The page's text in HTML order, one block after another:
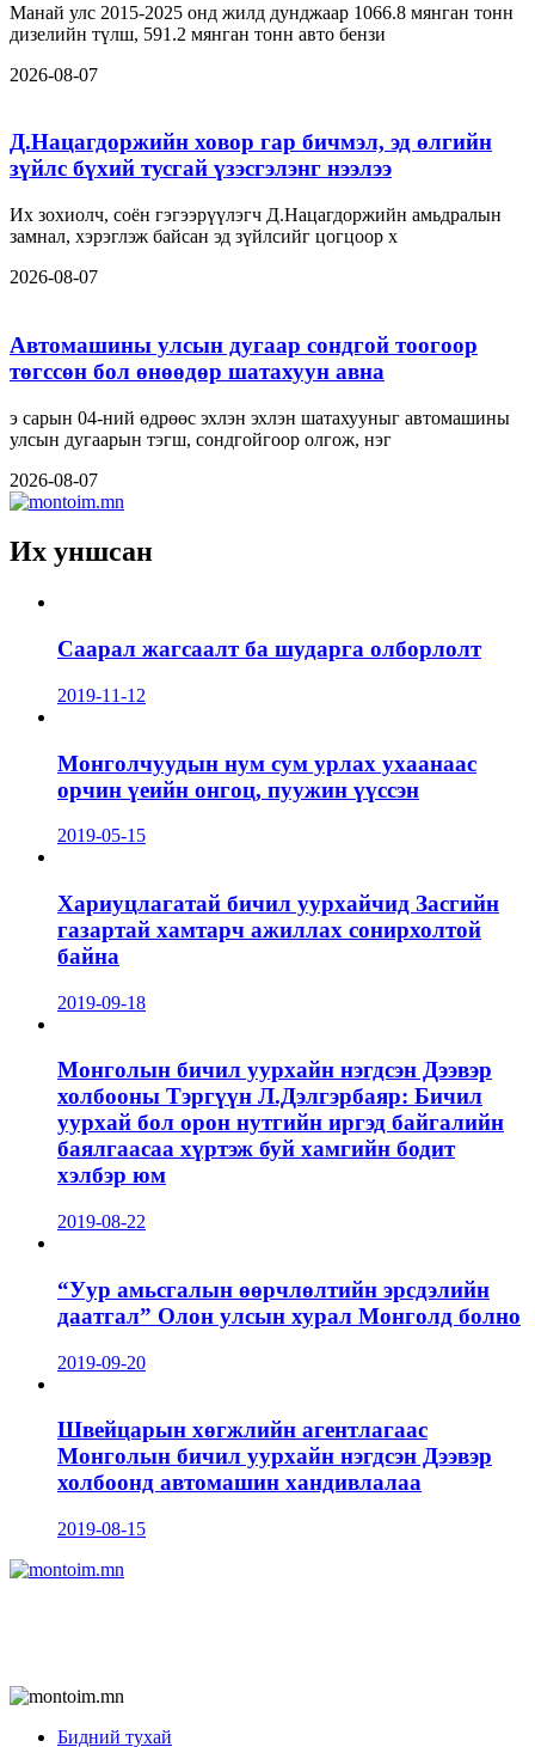
Манай улс 2015-2025 онд жилд дунджаар 1066.8 мянган тонн
дизелийн түлш, 591.2 мянган тонн авто бензи
2026-08-07
Д.Нацагдоржийн ховор гар бичмэл, эд өлгийн
зүйлс бүхий тусгай үзэсгэлэнг нээлээ
Их зохиолч, соён гэгээрүүлэгч Д.Нацагдоржийн амьдралын
замнал, хэрэглэж байсан эд зүйлсийг цогцоор х
2026-08-07
Автомашины улсын дугаар сондгой тоогоор
төгссөн бол өнөөдөр шатахуун авна
э сарын 04-ний өдрөөс эхлэн эхлэн шатахууныг автомашины
улсын дугаарын тэгш, сондгойгоор олгож, нэг
2026-08-07
Их уншсан
Саарал жагсаалт ба шударга олборлолт
2019-11-12
Монголчуудын нум сум урлах ухаанаас
орчин үеийн онгоц, пуужин үүссэн
2019-05-15
Хариуцлагатай бичил уурхайчид Засгийн
газартай хамтарч ажиллах сонирхолтой
байна
2019-09-18
Монголын бичил уурхайн нэгдсэн Дээвэр
холбооны Тэргүүн Л.Дэлгэрбаяр: Бичил
уурхай бол орон нутгийн иргэд байгалийн
баялгаасаа хүртэж буй хамгийн бодит
хэлбэр юм
2019-08-22
“Уур амьсгалын өөрчлөлтийн эрсдэлийн
даатгал” Олон улсын хурал Монголд болно
2019-09-20
Швейцарын хөгжлийн агентлагаас
Монголын бичил уурхайн нэгдсэн Дээвэр
холбоонд автомашин хандивлалаа
2019-08-15
Бидний тухай